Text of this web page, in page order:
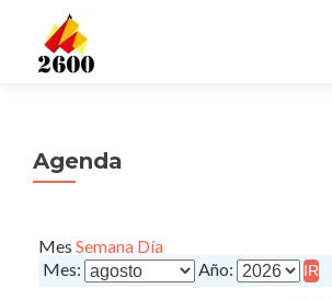
Agenda
Mes Semana Día
Mes:
Año: